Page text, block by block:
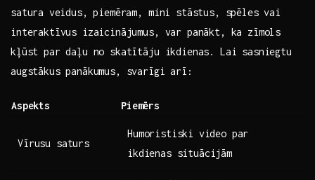
satura⁢ veidus, piemēram, mini stāstus, spēles vai
interaktīvus izaicinājumus, var panākt, ka zīmols​
kļūst par daļu no skatītāju ikdienas. Lai sasniegtu
augstākus panākumus, ‍svarīgi arī:
Aspekts Piemērs
Vīrusu saturs
Humoristiski⁣ video‌ par
ikdienas situācijām